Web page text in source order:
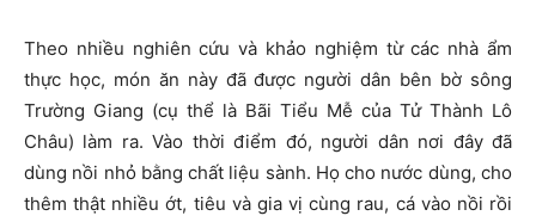
Theo nhiều nghiên cứu và khảo nghiệm từ các nhà ẩm
thực học, món ăn này đã được người dân bên bờ sông
Trường Giang (cụ thể là Bãi Tiểu Mễ của Tử Thành Lô
Châu) làm ra. Vào thời điểm đó, người dân nơi đây đã
dùng nồi nhỏ bằng chất liệu sành. Họ cho nước dùng, cho
thêm thật nhiều ớt, tiêu và gia vị cùng rau, cá vào nồi rồi